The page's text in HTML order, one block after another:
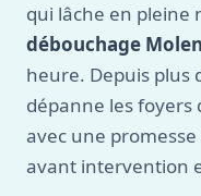
qui lâche en pleine
débouchage
heure. Depuis plus
dépanne les foyers
avec une
avant intervention